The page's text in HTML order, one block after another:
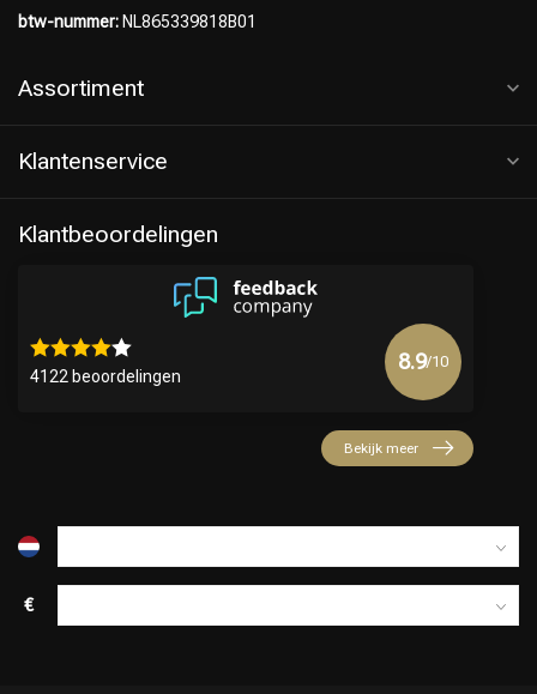
btw-nummer: NL865339818B01
Assortiment
Klantenservice
Klantbeoordelingen
4122 beoordelingen
8.9/10
Bekijk meer
€